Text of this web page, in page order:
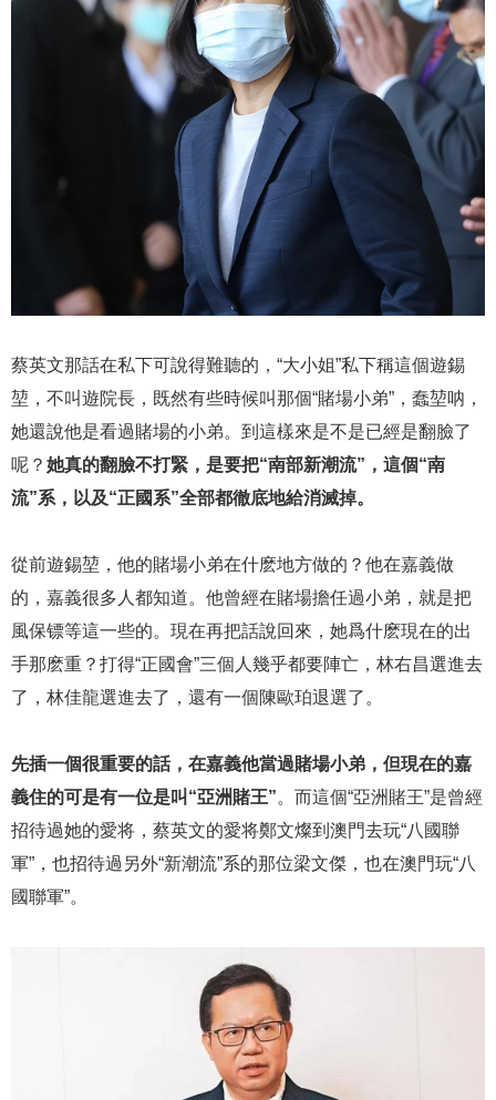
蔡英文那話在私下可說得難聽的，“大小姐”私下稱這個遊錫
堃，不叫遊院長，既然有些時候叫那個“賭場小弟”，蠢堃呐，
她還說他是看過賭場的小弟。到這樣來是不是已經是翻臉了
呢？ 她真的翻臉不打緊，是要把“南部新潮流”，這個“南
流”系，以及“正國系”全部都徹底地給消滅掉。
從前遊錫堃，他的賭場小弟在什麽地方做的？他在嘉義做
的，嘉義很多人都知道。他曾經在賭場擔任過小弟，就是把
風保镖等這一些的。現在再把話說回來，她爲什麽現在的出
手那麽重？打得“正國會”三個人幾乎都要陣亡，林右昌選進去
了，林佳龍選進去了，還有一個陳歐珀退選了。
先插一個很重要的話，在嘉義他當過賭場小弟，但現在的嘉
義住的可是有一位是叫“亞洲賭王”。而這個“亞洲賭王”是曾經
招待過她的愛将，蔡英文的愛将鄭文燦到澳門去玩“八國聯
軍”，也招待過另外“新潮流”系的那位梁文傑，也在澳門玩“八
國聯軍”。